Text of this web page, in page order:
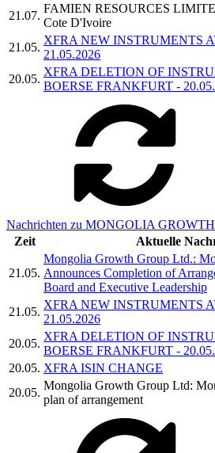
21.07.
FAMIEN RESOURCES
Cote D'Ivoire
21.05.
XFRA NEW INSTRUMENTS
21.05.2026
20.05.
XFRA DELETION OF
BOERSE FRANKFURT -
Nachrichten zu MONGOLIA
Zeit
Aktuelle
21.05.
Mongolia Growth Group Ltd.:
Announces Completion of
Board and Executive Leadership
21.05.
XFRA NEW INSTRUMENTS
21.05.2026
20.05.
XFRA DELETION OF
BOERSE FRANKFURT -
20.05. XFRA ISIN CHANGE
20.05.
Mongolia Growth Group Ltd:
plan of arrangement